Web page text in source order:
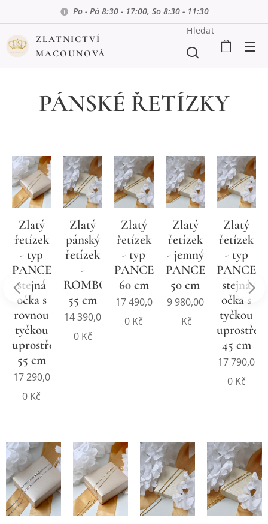
Po - Pá 8:30 - 17:00, So 8:30 - 11:30
ZLATNICTVÍ
MACOUNOVÁ
Hledat
PÁNSKÉ ŘETÍZKY
Zlatý
řetízek
- typ
PANCER
stejná
očka s
rovnou
tyčkou
uprostřed,
55 cm
17 290,0
0 Kč
Zlatý
pánský
řetízek
-
ROMBO,
55 cm
14 390,0
0Kč
Zlatý
řetízek
- typ
PANCER,
60 cm
17 490,0
0 Kč
Zlatý
řetízek
- jemný
PANCER
50 cm
9 980,00
Kč
Zlatý
řetízek
- typ
PANCER,
stejná
očka s
tyčkou
45 cm
17 790,0
0Kč